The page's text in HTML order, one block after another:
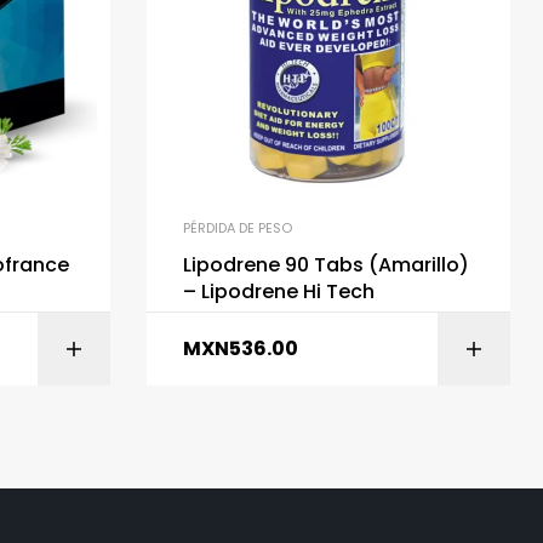
AÑADIR AL CARRITO
PÉRDIDA DE PESO
Lipodrene 90 Tabs (Amarillo)
– Lipodrene Hi Tech
MXN536.00